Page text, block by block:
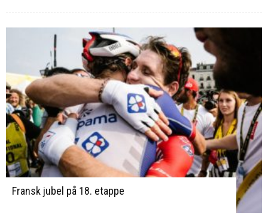
Fransk jubel på 18. etappe